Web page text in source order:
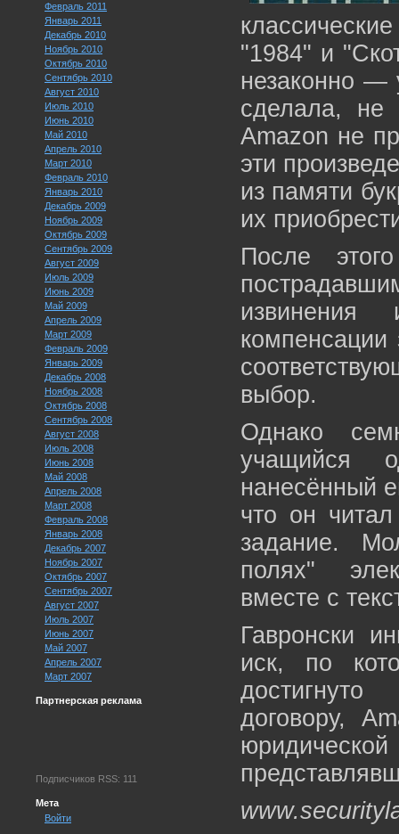
Февраль 2011
Январь 2011
Декабрь 2010
Ноябрь 2010
Октябрь 2010
Сентябрь 2010
Август 2010
Июль 2010
Июнь 2010
Май 2010
Апрель 2010
Март 2010
Февраль 2010
Январь 2010
Декабрь 2009
Ноябрь 2009
Октябрь 2009
Сентябрь 2009
Август 2009
Июль 2009
Июнь 2009
Май 2009
Апрель 2009
Март 2009
Февраль 2009
Январь 2009
Декабрь 2008
Ноябрь 2008
Октябрь 2008
Сентябрь 2008
Август 2008
Июль 2008
Июнь 2008
Май 2008
Апрель 2008
Март 2008
Февраль 2008
Январь 2008
Декабрь 2007
Ноябрь 2007
Октябрь 2007
Сентябрь 2007
Август 2007
Июль 2007
Июнь 2007
Май 2007
Апрель 2007
Март 2007
Партнерская реклама
Подписчиков RSS: 111
Мета
Войти
"1984" и
незаконно —
сделала, не
Amazon не
эти
из памяти
их
После
выбор.
Однако
учащийся
нанесённый
что он
задание.
полях"
вместе с
Гавронски
иск, по
договору,